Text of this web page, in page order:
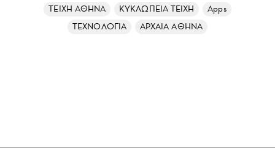
ΤΕΙΧΗ ΑΘΗΝΑ
ΚΥΚΛΩΠΕΙΑ ΤΕΙΧΗ
Apps
ΤΕΧΝΟΛΟΓΙΑ
ΑΡΧΑΙΑ ΑΘΗΝΑ